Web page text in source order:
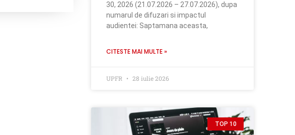
30, 2026 (21.07.2026 – 27.07.2026), dupa
numarul de difuzari si impactul
audientei: Saptamana aceasta,
CITESTE MAI MULTE »
UPFR 28 iulie 2026
TOP 10